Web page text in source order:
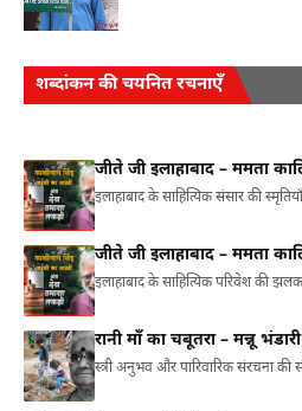
शब्दांकन की चयनित रचनाएँ
जीते जी इलाहाबाद – ममता
इलाहाबाद के साहित्यिक संसार की स्मृतियाँ
जीते जी इलाहाबाद – ममता
इलाहाबाद के साहित्यिक परिवेश की झलक
रानी माँ का चबूतरा – मन्नू भंडारी
स्त्री अनुभव और पारिवारिक संरचना